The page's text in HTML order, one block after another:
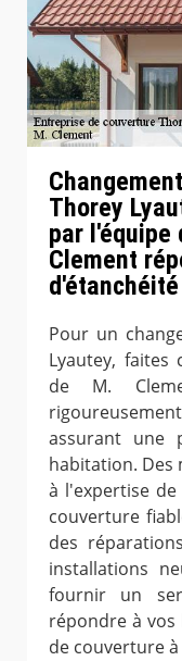
Thorey
par l'équipe
Clement
d'étanchéité
Pour un
Lyautey, faites
de M.
assurant une
habitation. Des
à l'expertise
couverture
des
installations
fournir un
répondre à vos
de couverture